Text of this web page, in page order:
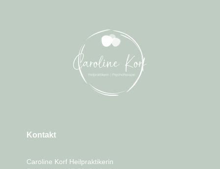
Kontakt
Caroline Korf Heilpraktikerin